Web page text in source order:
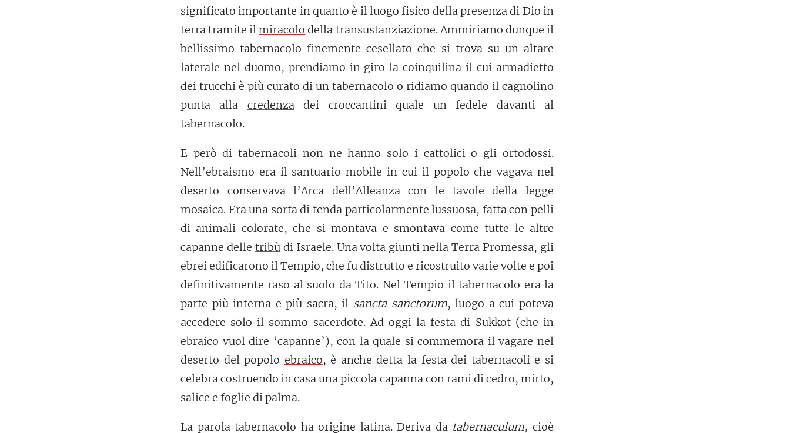
significato importante in quanto è il luogo fisico della presenza di Dio in
terra tramite ilmiracolo della transustanziazione. Ammiriamo dunque il
bellissimo tabernacolo finementecesellato che si trova su un altare
laterale nel duomo, prendiamo in giro la coinquilina il cui armadietto
dei trucchi è più curato di un tabernacolo o ridiamo quando il cagnolino
punta alla credenzadei croccantini quale un fedele davanti al
tabernacolo.
E però di tabernacoli non ne hanno solo i cattolici o gli ortodossi.
Nell’ebraismo era il santuario mobile in cui il popolo che vagava nel
deserto conservava l’Arca dell’Alleanza con le tavole della legge
mosaica. Era una sorta di tenda particolarmente lussuosa, fatta con pelli
di animali colorate, che si montava e smontava come tutte le altre
capanne delle tribùdi Israele. Una volta giunti nella Terra Promessa, gli
ebrei edificarono il Tempio, che fu distrutto e ricostruito varie volte e poi
definitivamente raso al suolo da Tito. Nel Tempio il tabernacolo era la
parte più interna e più sacra, il sancta sanctorum, luogo a cui poteva
accedere solo il sommo sacerdote. Ad oggi la festa di Sukkot (che in
ebraico vuol dire ‘capanne’), con la quale si commemora il vagare nel
deserto del popolo ebraico, è anche detta la festa dei tabernacoli e si
celebra costruendo in casa una piccola capanna con rami di cedro, mirto,
salice e foglie di palma.
La parola tabernacolo ha origine latina. Deriva da tabernaculum, cioè